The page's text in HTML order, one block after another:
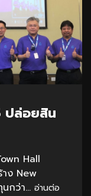
ปล่อยสิน
Hall
ง New
กว่า... อ่านต่อ